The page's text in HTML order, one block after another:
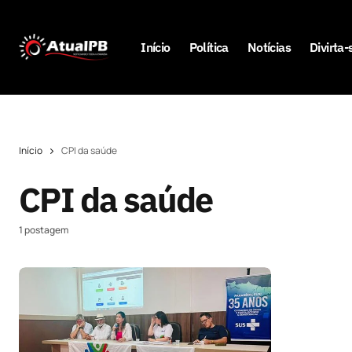
Início Política Notícias Divirta-
Início CPI da saúde
CPI da saúde
1 postagem